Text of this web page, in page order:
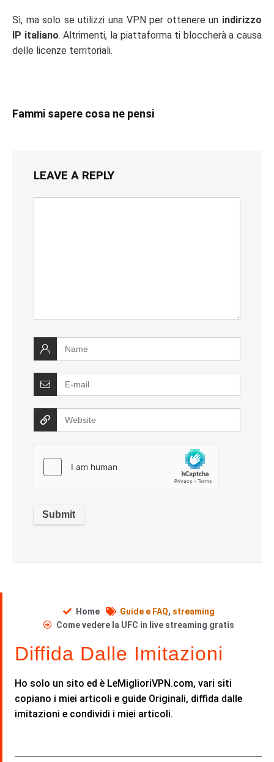
Sì, ma solo se utilizzi una VPN per ottenere un indirizzo
IP italiano. Altrimenti, la piattaforma ti bloccherà a causa
delle licenze territoriali.
Fammi sapere cosa ne pensi
LEAVE A REPLY
Home Guide e FAQ, streaming
Come vedere la UFC in live streaming gratis
Diffida Dalle Imitazioni
Ho solo un sito ed è LeMiglioriVPN.com, vari siti
copiano i miei articoli e guide Originali, diffida dalle
imitazioni e condividi i miei articoli.